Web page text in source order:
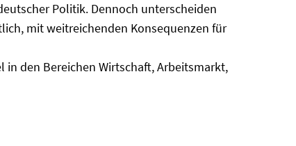
Politik. Dennoch unterscheiden
mit weitreichenden Konsequenzen für
den Bereichen Wirtschaft, Arbeitsmarkt,